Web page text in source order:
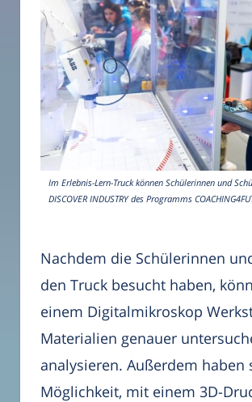
Im Erlebnis-Lern-Truck können Schülerinnen und
DISCOVER INDUSTRY des Programms
Nachdem die Schülerinnen
den Truck besucht haben,
einem Digitalmikroskop
Materialien genauer
analysieren. Außerdem haben
Möglichkeit, mit einem 3D-